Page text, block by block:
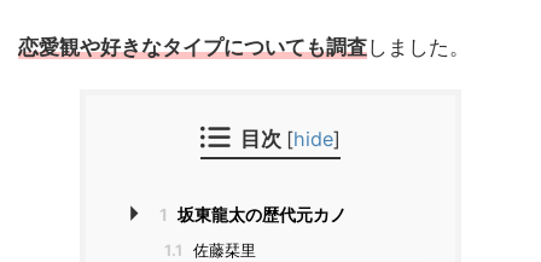
恋愛観や好きなタイプについても調査しました。
目次 [hide]
1 坂東龍太の歴代元カノ
1.1 佐藤栞里